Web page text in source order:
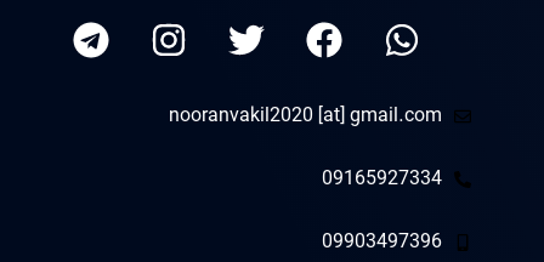
nooranvakil2020 [at] gmail.com
09165927334
09903497396